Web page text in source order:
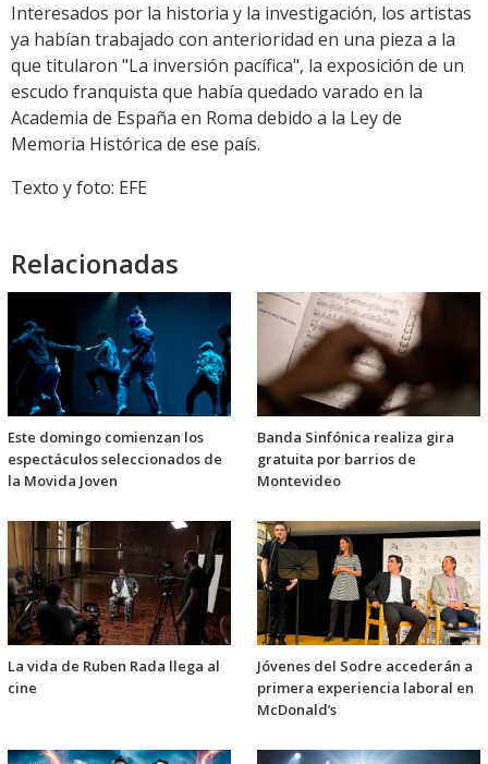
Interesados por la historia y la investigación, los artistas
ya habían trabajado con anterioridad en una pieza a la
que titularon "La inversión pacífica", la exposición de un
escudo franquista que había quedado varado en la
Academia de España en Roma debido a la Ley de
Memoria Histórica de ese país.
Texto y foto: EFE
Relacionadas
Este domingo comienzan los
espectáculos seleccionados de
la Movida Joven
Banda Sinfónica realiza gira
gratuita por barrios de
Montevideo
La vida de Ruben Rada llega al
cine
Jóvenes del Sodre accederán a
primera experiencia laboral en
McDonald’s